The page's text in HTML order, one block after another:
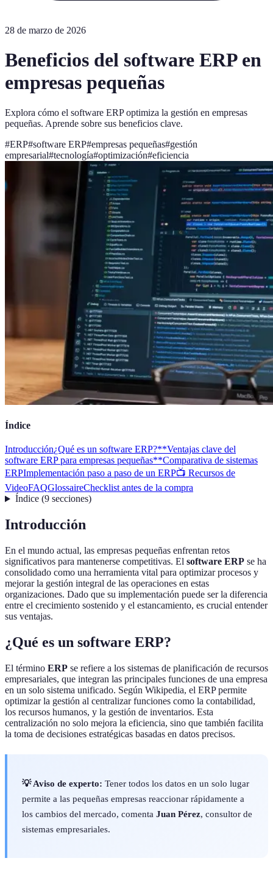
28 de marzo de 2026
Beneficios del software ERP en
empresas pequeñas
Explora cómo el software ERP optimiza la gestión en empresas
pequeñas. Aprende sobre sus beneficios clave.
#ERP#software ERP#empresas pequeñas#gestión
empresarial#tecnología#optimización#eficiencia
Índice
Introducción¿Qué es un software ERP?**Ventajas clave del
software ERP para empresas pequeñas**Comparativa de sistemas
ERPImplementación paso a paso de un ERP📺 Recursos de
VideoFAQGlossaireChecklist antes de la compra
Índice(9 secciones)
Introducción
En el mundo actual, las empresas pequeñas enfrentan retos
significativos para mantenerse competitivas. El software ERP se ha
consolidado como una herramienta vital para optimizar procesos y
mejorar la gestión integral de las operaciones en estas
organizaciones. Dado que su implementación puede ser la diferencia
entre el crecimiento sostenido y el estancamiento, es crucial entender
sus ventajas.
¿Qué es un software ERP?
El término ERP se refiere a los sistemas de planificación de recursos
empresariales, que integran las principales funciones de una empresa
en un solo sistema unificado. Según Wikipedia, el ERP permite
optimizar la gestión al centralizar funciones como la contabilidad,
los recursos humanos, y la gestión de inventarios. Esta
centralización no solo mejora la eficiencia, sino que también facilita
la toma de decisiones estratégicas basadas en datos precisos.
💡 Aviso de experto: Tener todos los datos en un solo lugar
permite a las pequeñas empresas reaccionar rápidamente a
los cambios del mercado, comenta Juan Pérez, consultor de
sistemas empresariales.